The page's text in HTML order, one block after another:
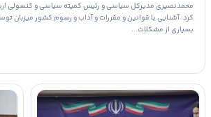
محمدنصیری مدیرکل سیاسی و رئیس کمیته سیاسی و کنسولی
کرد: آشنایی با قوانین و مقررات و آداب و رسوم کشور میزبان
بسیاری از مشکلات...